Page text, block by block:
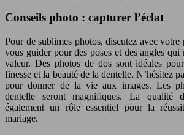
Conseils photo : capturer l’éclat
Pour de sublimes photos, discutez avec
vous guider pour des poses et des angles qui
valeur. Des photos de dos sont idéales
finesse et la beauté de la dentelle. N’hésitez
pour donner de la vie aux images. Les
dentelle seront magnifiques. La qualité
également un rôle essentiel pour la
mariage.